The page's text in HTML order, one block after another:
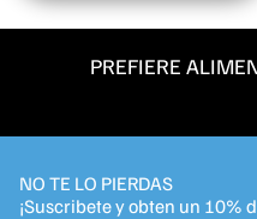
PREFIERE
NO TE LO PIERDAS